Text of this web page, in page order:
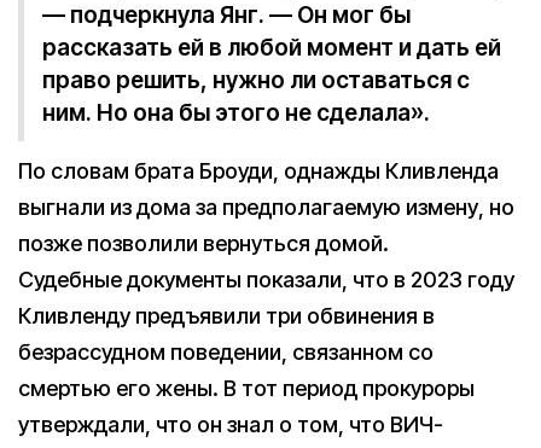
— подчеркнула Янг. — Он мог бы
рассказать ей в любой момент и дать ей
право решить, нужно ли оставаться с
ним. Но она бы этого не сделала».
По словам брата Броуди, однажды Кливленда
выгнали из дома за предполагаемую измену, но
позже позволили вернуться домой.
Судебные документы показали, что в 2023 году
Кливленду предъявили три обвинения в
безрассудном поведении, связанном со
смертью его жены. В тот период прокуроры
утверждали, что он знал о том, что ВИЧ-